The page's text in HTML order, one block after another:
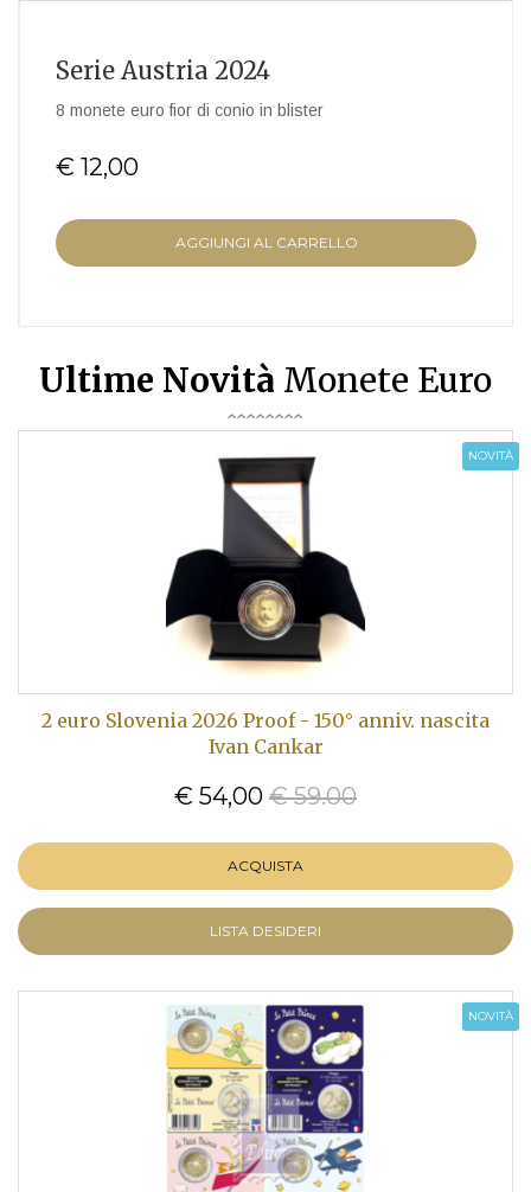
Serie Austria 2024
8 monete euro fior di conio in blister
€ 12,00
AGGIUNGI AL CARRELLO
Ultime Novità Monete Euro
NOVITÀ
2 euro Slovenia 2026 Proof - 150° anniv. nascita
Ivan Cankar
€ 54,00 € 59.00
ACQUISTA
LISTA DESIDERI
NOVITÀ